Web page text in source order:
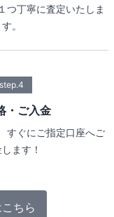
つ丁寧に査定いたしま
す。
step.4
・ご入金
すぐにご指定口座へご
ます！
ちら